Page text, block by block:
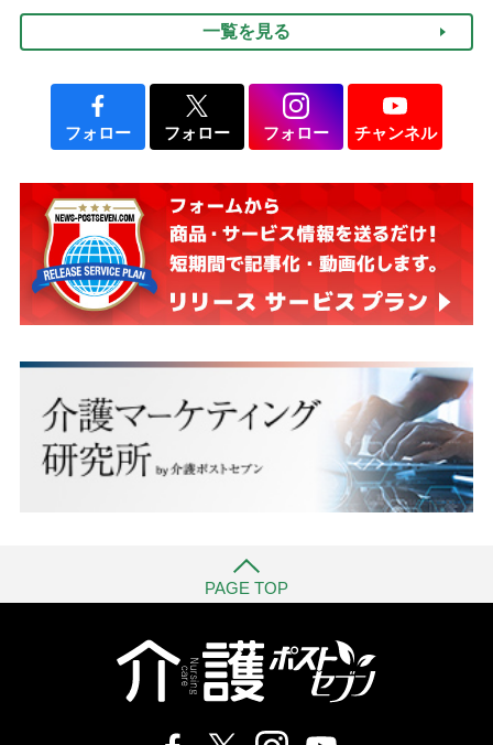
一覧を見る
フォロー フォロー フォロー チャンネル
PAGE TOP